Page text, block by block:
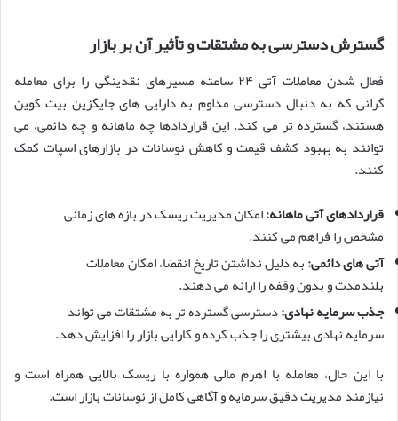
گسترش دسترسی به مشتقات و تأثیر آن بر بازار
فعال شدن معاملات آتی ۲۴ ساعته مسیرهای نقدینگی را برای معامله
گرانی که به دنبال دسترسی مداوم به دارایی های جایگزین بیت کوین
هستند، گسترده تر می کند. این قراردادها چه ماهانه و چه دائمی، می
توانند به بهبود کشف قیمت و کاهش نوسانات در بازارهای اسپات کمک
کنند.
قراردادهای آتی ماهانه:امکان مدیریت ریسک در بازه های زمانی
مشخص را فراهم می کنند.
آتی های دائمی:به دلیل نداشتن تاریخ انقضا، امکان معاملات
بلندمدت و بدون وقفه را ارائه می دهند.
جذب سرمایه نهادی:دسترسی گسترده تر به مشتقات می تواند
سرمایه نهادی بیشتری را جذب کرده و کارایی بازار را افزایش دهد.
با این حال، معامله با اهرم مالی همواره با ریسک بالایی همراه است و
نیازمند مدیریت دقیق سرمایه و آگاهی کامل از نوسانات بازار است.